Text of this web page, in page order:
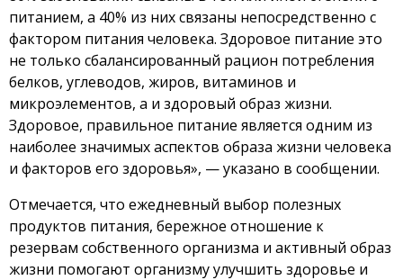
питанием, а 40% из них связаны непосредственно с
фактором питания человека. Здоровое питание это
не только сбалансированный рацион потребления
белков, углеводов, жиров, витаминов и
микроэлементов, а и здоровый образ жизни.
Здоровое, правильное питание является одним из
наиболее значимых аспектов образа жизни человека
и факторов его здоровья», — указано в сообщении.
Отмечается, что ежедневный выбор полезных
продуктов питания, бережное отношение к
резервам собственного организма и активный образ
жизни помогают организму улучшить здоровье и